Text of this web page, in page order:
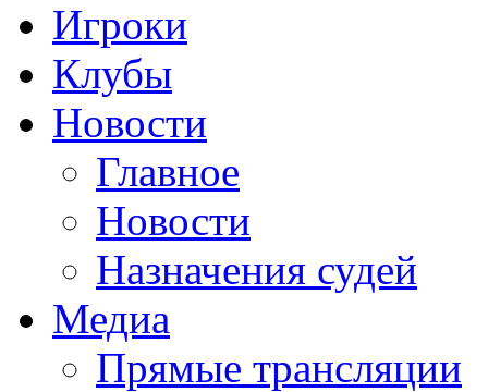
Игроки
Клубы
Новости
Главное
Новости
Назначения судей
Медиа
Прямые трансляции